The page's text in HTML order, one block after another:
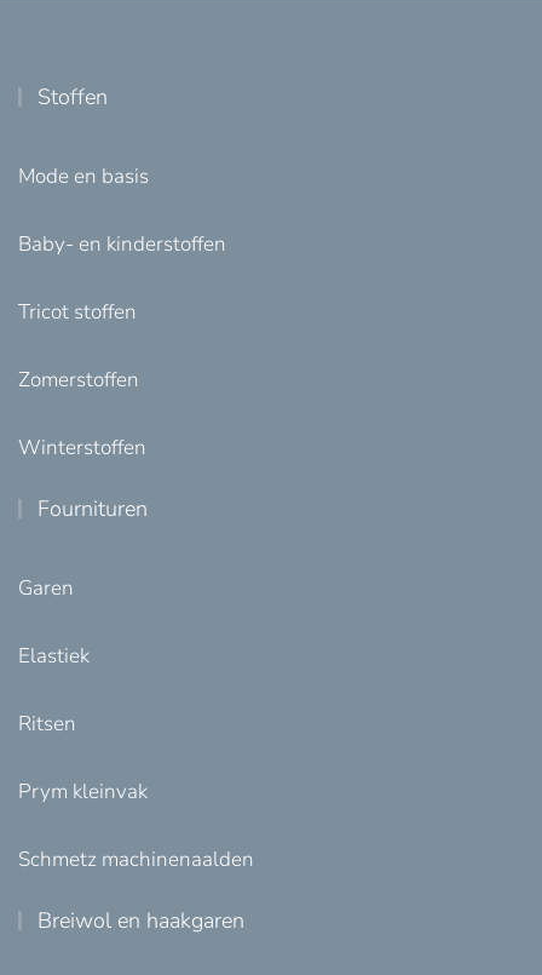
Stoffen
Mode en basis
Baby- en kinderstoffen
Tricot stoffen
Zomerstoffen
Winterstoffen
Fournituren
Garen
Elastiek
Ritsen
Prym kleinvak
Schmetz machinenaalden
Breiwol en haakgaren